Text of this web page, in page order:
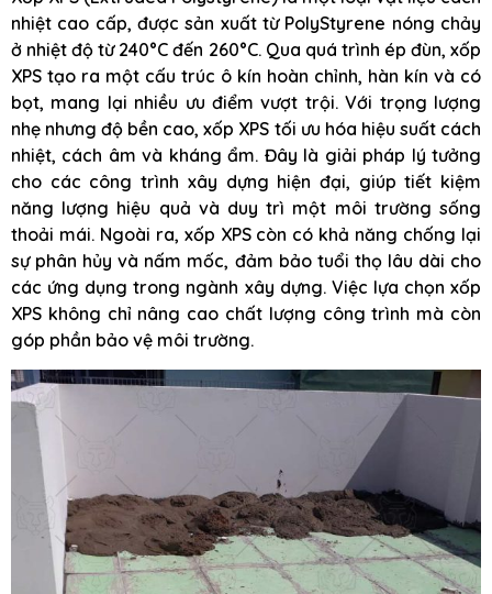
nhiệt cao cấp, được sản xuất từ PolyStyrene nóng chảy
ở nhiệt độ từ 240°C đến 260°C. Qua quá trình ép đùn, xốp
XPS tạo ra một cấu trúc ô kín hoàn chỉnh, hàn kín và có
bọt, mang lại nhiều ưu điểm vượt trội. Với trọng lượng
nhẹ nhưng độ bền cao, xốp XPS tối ưu hóa hiệu suất cách
nhiệt, cách âm và kháng ẩm. Đây là giải pháp lý tưởng
cho các công trình xây dựng hiện đại, giúp tiết kiệm
năng lượng hiệu quả và duy trì một môi trường sống
thoải mái. Ngoài ra, xốp XPS còn có khả năng chống lại
sự phân hủy và nấm mốc, đảm bảo tuổi thọ lâu dài cho
các ứng dụng trong ngành xây dựng. Việc lựa chọn xốp
XPS không chỉ nâng cao chất lượng công trình mà còn
góp phần bảo vệ môi trường.